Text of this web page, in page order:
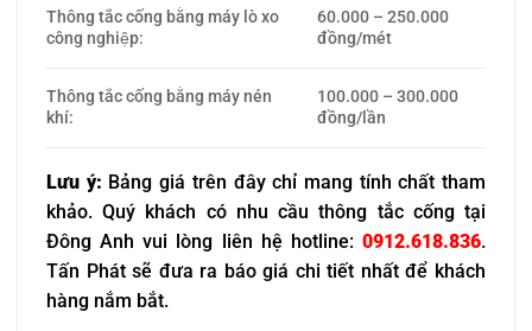
Thông tắc cống bằng máy lò xo
công nghiệp:
60.000 – 250.000
đồng/mét
Thông tắc cống bằng máy nén
khí:
100.000 – 300.000
đồng/lần
Lưu ý: Bảng giá trên đây chỉ mang tính chất tham
khảo. Quý khách có nhu cầu thông tắc cống tại
Đông Anh vui lòng liên hệ hotline: 0912.618.836.
Tấn Phát sẽ đưa ra báo giá chi tiết nhất để khách
hàng nắm bắt.